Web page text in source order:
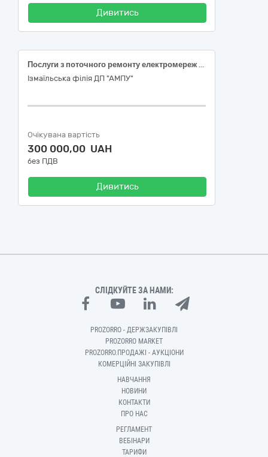
Дивитись
Послуги з поточного ремонту електромереж відкритої автостоянки вантажного і легкового автотранспорту (інв.№3406/225), вул. Дунайська, 2
Ізмаїльська філія ДП "АМПУ"
Очікувана вартість
300 000,00 UAH
без ПДВ
Дивитись
СЛІДКУЙТЕ ЗА НАМИ:
PROZORRO - ДЕРЖЗАКУПІВЛІ
PROZORRO MARKET
PROZORRO.ПРОДАЖІ - АУКЦІОНИ
КОМЕРЦІЙНІ ЗАКУПІВЛІ
НАВЧАННЯ
НОВИНИ
КОНТАКТИ
ПРО НАС
РЕГЛАМЕНТ
ВЕБІНАРИ
ТАРИФИ